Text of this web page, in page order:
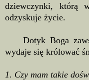
dziewczynki, którą
odzyskuje życie.
Dotyk Boga
wydaje się królować
1. Czy mam takie